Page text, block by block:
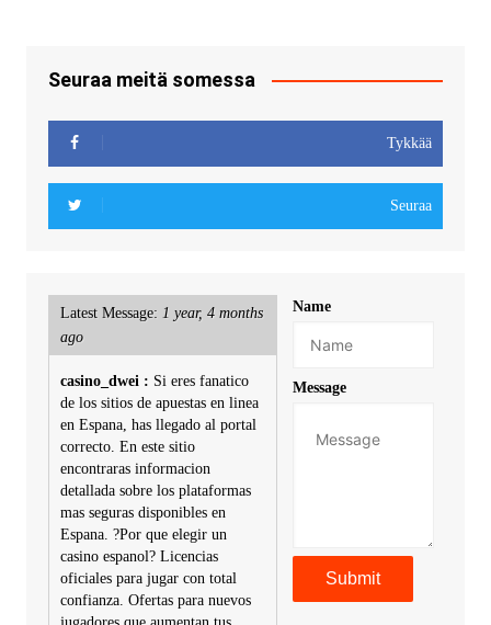
Seuraa meitä somessa
Tykkää
Seuraa
Latest Message: 1 year, 4 months
ago
casino_dwei : Si eres fanatico
de los sitios de apuestas en linea
en Espana, has llegado al portal
correcto. En este sitio
encontraras informacion
detallada sobre los plataformas
mas seguras disponibles en
Espana. ?Por que elegir un
casino espanol? Licencias
oficiales para jugar con total
confianza. Ofertas para nuevos
Name
Message